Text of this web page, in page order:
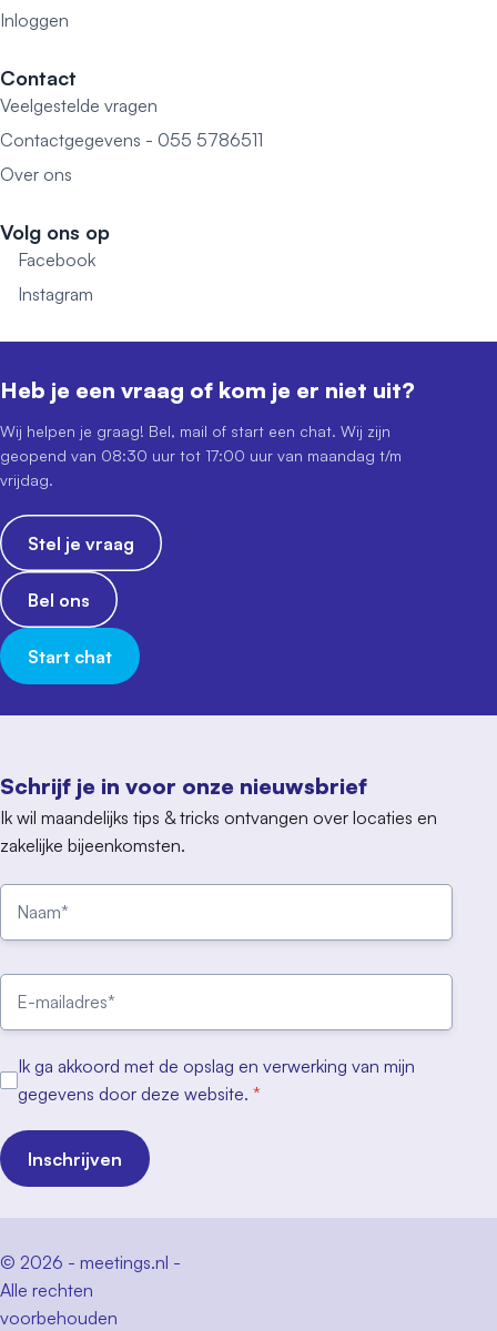
Inloggen
Contact
Veelgestelde vragen
Contactgegevens - 055 5786511
Over ons
Volg ons op
Facebook
Instagram
Schrijf je in voor onze nieuwsbrief
Ik wil maandelijks tips & tricks ontvangen over locaties en
zakelijke bijeenkomsten.
Ik ga akkoord met de opslag en verwerking van mijn
gegevens door deze website. *
Inschrijven
Heb je een vraag of kom je er niet uit?
Wij helpen je graag! Bel, mail of start een chat. Wij zijn
geopend van 08:30 uur tot 17:00 uur van maandag t/m
vrijdag.
Stel je vraag
Bel ons
Start chat
© 2026 - meetings.nl -
Alle rechten
voorbehouden